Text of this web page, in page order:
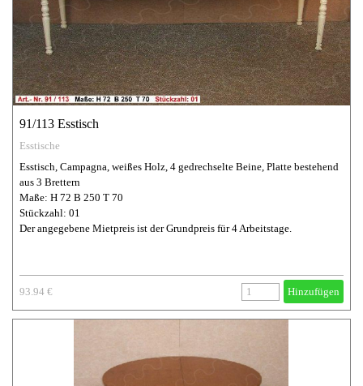
91/113 Esstisch
Esstische
Esstisch, Campagna, weißes Holz, 4 gedrechselte Beine, Platte bestehend
aus 3 Brettern
Maße: H 72 B 250 T 70
Stückzahl: 01
Der angegebene Mietpreis ist der Grundpreis für 4 Arbeitstage.
93.94 € Hinzufügen